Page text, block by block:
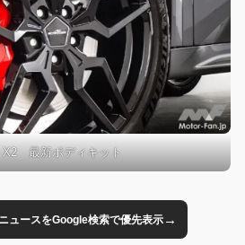
X2 最新ボディキット
ュースをGoogle検索で優先表示→